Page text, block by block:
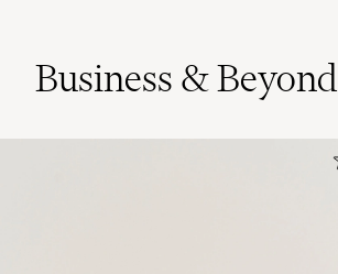
Business & Beyond